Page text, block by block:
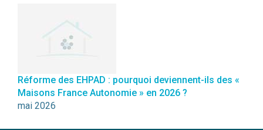
Réforme des EHPAD : pourquoi deviennent-ils des «
Maisons France Autonomie » en 2026 ?
mai 2026